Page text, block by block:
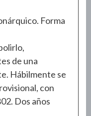
Forma
de una
Hábilmente se
con
Dos años